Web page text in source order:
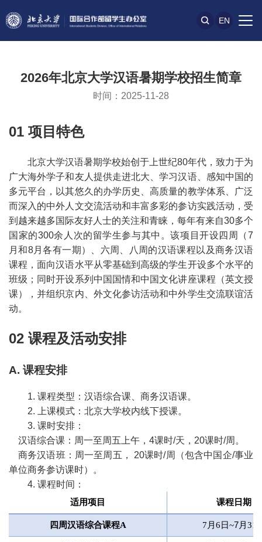
EN
2026年北京大学汉语暑期学校招生简章
时间：2025-11-28
01 项目特色
北京大学汉语暑期学校始创于上世纪80年代，致力于为
广大海外学子和友人提供走进北大、学习汉语、感知中国的
多元平台，以其悠久的办学历史、高质量的教学体系、广泛
而深入的中外人文交流活动和丰富多彩的参访实践活动，受
到越来越多国际友好人士的关注和青睐，每年有来自30多个
国家的300余人次的留学生参与其中。该项目开设四周（7
月和8月各有一期）、六周、八周的汉语课程以及商务汉语
课程，面向汉语水平从零基础到高级的学生开设多个水平的
班级；同时开设系列中国国情和中国文化讲座课程（英文授
课），并组织京内、外文化参访活动和中外学生交流联谊活
动。
02 课程及活动安排
A. 课程安排
1. 课程类型：汉语综合课、商务汉语课。
2. 上课模式：北京大学校内线下授课。
3. 课时安排：
汉语综合课：周一至周五上午，4课时/天，20课时/周。
商务汉语班：周一至周五， 20课时/周（包含中国企/事业
单位商务参访课时）。
4. 课程时间：
适用项目 课程日期
四周汉语综合课程A 7月6日~7月31